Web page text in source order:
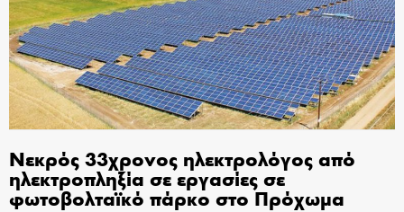
Νεκρός 33χρονος ηλεκτρολόγος από
ηλεκτροπληξία σε εργασίες σε
φωτοβολταϊκό πάρκο στο Πρόχωμα